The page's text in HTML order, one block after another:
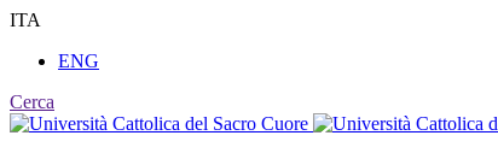
ITA
ENG
Cerca